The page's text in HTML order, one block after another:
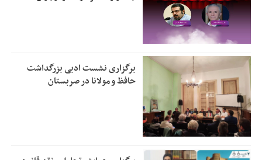
برگزاری نشست ادبی بزرگداشت
حافظ و مولانا در صربستان